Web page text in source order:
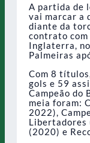
A partida de
vai marcar a
diante da
contrato com
Inglaterra,
Palmeiras
Com 8
gols e 59
Campeão do
meia foram:
2022),
Libertadores
(2020) e